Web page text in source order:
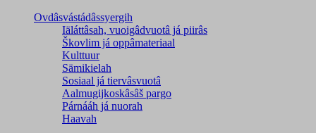
Ovdâsvástádâssyergih
Iäláttâsah, vuoigâdvuotâ já piirâs
Škovlim já oppâmateriaal
Kulttuur
Sämikielah
Sosiaal já tiervâsvuotâ
Aalmugijkoskâsâš pargo
Párnááh já nuorah
Haavah